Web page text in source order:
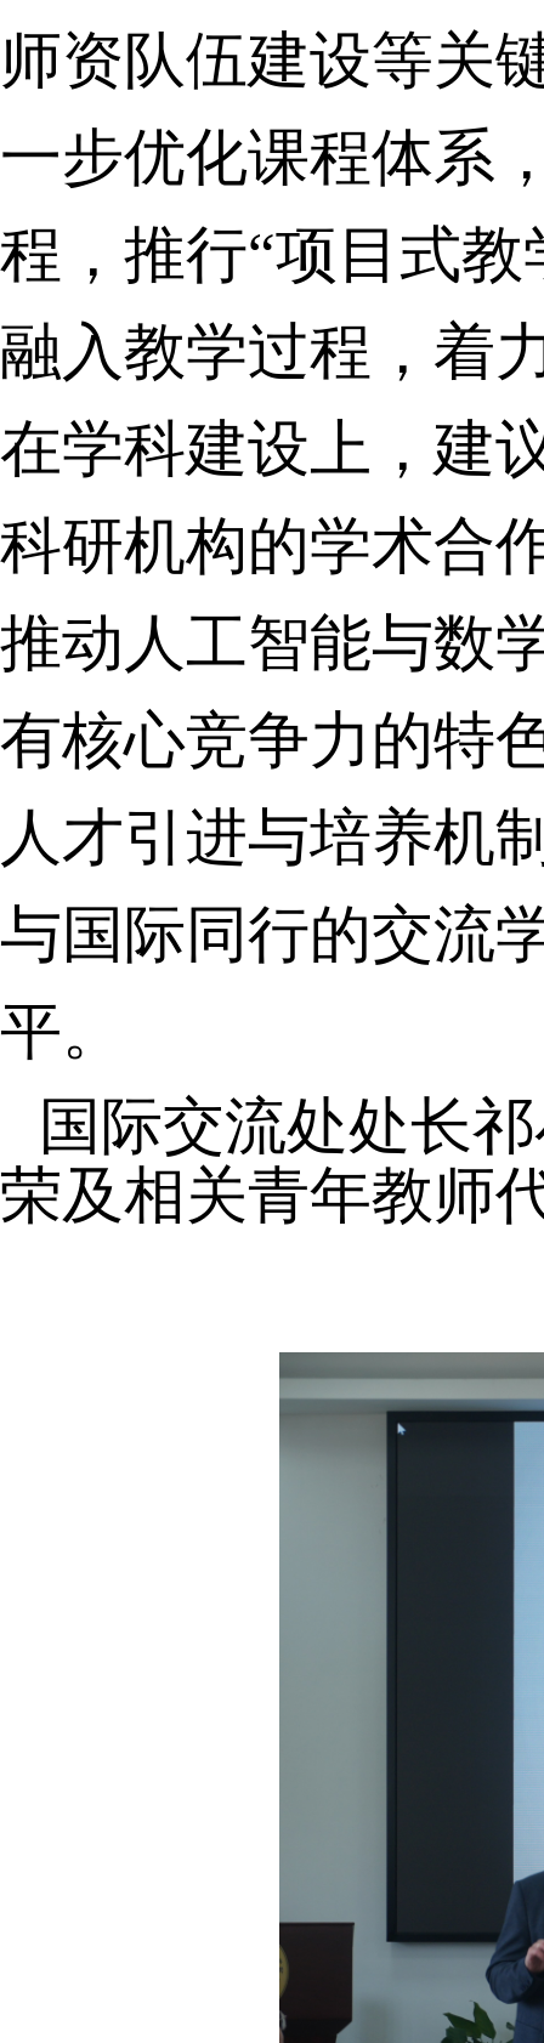
师资队伍建设等关
一步优化课程体系
程，推行“项目式
融入教学过程，着
在学科建设上，建
科研机构的学术合
推动人工智能与数
有核心竞争力的特
人才引进与培养机
与国际同行的交流
平。
国际交流处处长
荣及相关青年教师